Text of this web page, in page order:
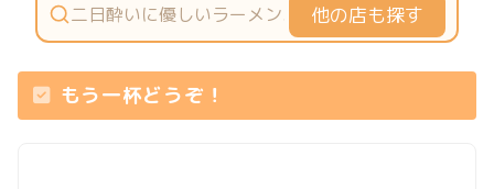
他の店も探す
もう一杯どうぞ！